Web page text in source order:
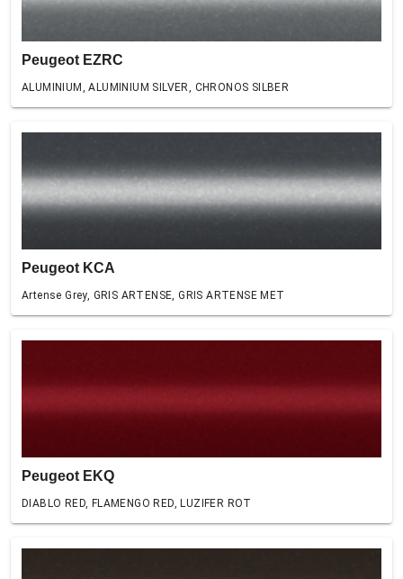
Peugeot EZRC
ALUMINIUM, ALUMINIUM SILVER, CHRONOS SILBER
Peugeot KCA
Artense Grey, GRIS ARTENSE, GRIS ARTENSE MET
Peugeot EKQ
DIABLO RED, FLAMENGO RED, LUZIFER ROT